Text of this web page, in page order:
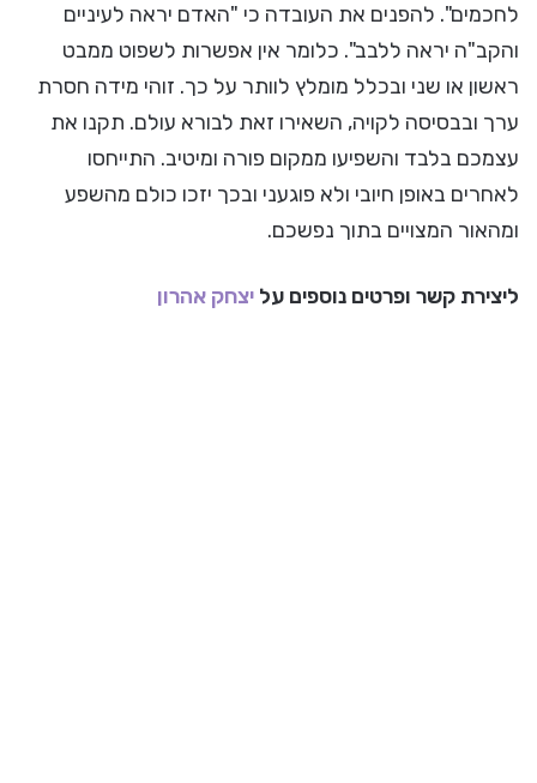
לחכמים". להפנים את העובדה כי "האדם יראה לעיניים
והקב"ה יראה ללבב". כלומר אין אפשרות לשפוט ממבט
ראשון או שני ובכלל מומלץ לוותר על כך. זוהי מידה חסרת
ערך ובבסיסה לקויה, השאירו זאת לבורא עולם. תקנו את
עצמכם בלבד והשפיעו ממקום פורה ומיטיב. התייחסו
לאחרים באופן חיובי ולא פוגעני ובכך יזכו כולם מהשפע
ומהאור המצויים בתוך נפשכם.
ליצירת קשר ופרטים נוספים על יצחק אהרון